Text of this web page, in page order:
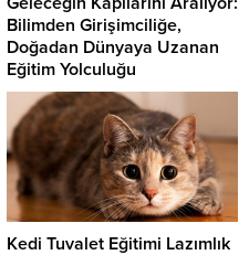
Bilimden Girişimciliğe,
Doğadan Dünyaya Uzanan
Eğitim Yolculuğu
Kedi Tuvalet Eğitimi Lazımlık